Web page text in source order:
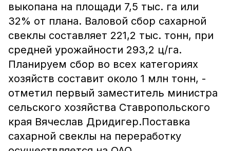
выкопана на площади 7,5 тыс. га или
32% от плана. Валовой сбор сахарной
свеклы составляет 221,2 тыс. тонн, при
средней урожайности 293,2 ц/га.
Планируем сбор во всех категориях
хозяйств составит около 1 млн тонн, -
отметил первый заместитель министра
сельского хозяйства Ставропольского
края Вячеслав Дридигер.Поставка
сахарной свеклы на переработку